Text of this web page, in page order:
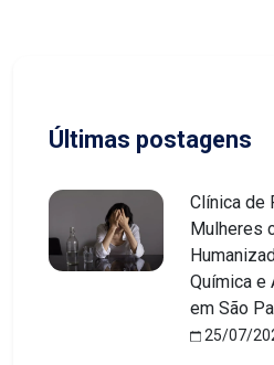
Últimas postagens
Clínica de
Mulheres
Química e
em São
25/07/